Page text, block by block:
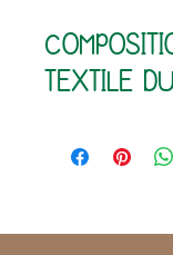
200 g/m²
TEXTILE
60%